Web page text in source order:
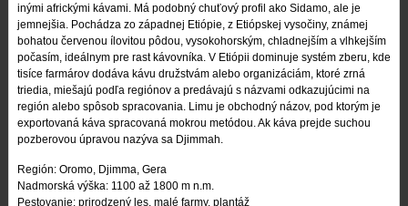
inými africkými kávami. Má podobný chuťový profil ako Sidamo, ale je
jemnejšia. Pochádza zo západnej Etiópie, z Etiópskej vysočiny, známej
bohatou červenou ílovitou pôdou, vysokohorským, chladnejším a vlhkejším
počasím, ideálnym pre rast kávovníka. V Etiópii dominuje systém zberu, kde
tisíce farmárov dodáva kávu družstvám alebo organizáciám, ktoré zrná
triedia, miešajú podľa regiónov a predávajú s názvami odkazujúcimi na
región alebo spôsob spracovania. Limu je obchodný názov, pod ktorým je
exportovaná káva spracovaná mokrou metódou. Ak káva prejde suchou
pozberovou úpravou nazýva sa Djimmah.
Región: Oromo, Djimma, Gera
Nadmorská výška: 1100 až 1800 m n.m.
Pestovanie: prirodzený les, malé farmy, plantáž